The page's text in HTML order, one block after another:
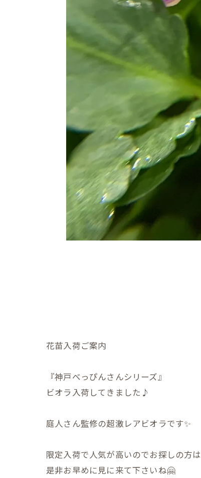
花苗入荷ご案内
『神戸べっぴんさんシリーズ』
ビオラ入荷してきました♪
庭人さん監修の超激レアビオラです✨
限定入荷で人気が高いのでお探しの方は
是非お早めに見に来て下さいね🤗